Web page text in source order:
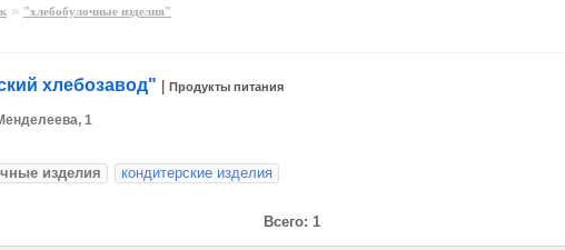
» "хлебобулочные изделия"
хлебозавод" Продукты питания
1
изделия кондитерские изделия
Всего: 1